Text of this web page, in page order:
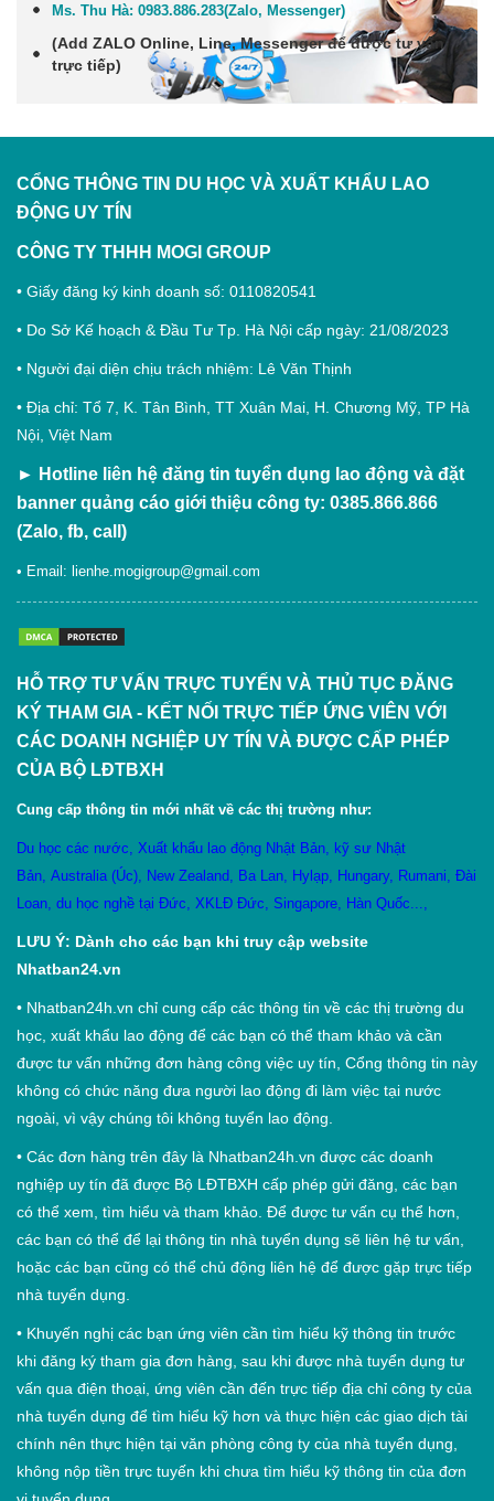
Ms. Thu Hà: 0983.886.283(Zalo, Messenger)
(Add ZALO Online, Line, Messengerđể được tư vấn
trực tiếp)
CỔNG THÔNG TIN DU HỌC VÀ XUẤT KHẨU LAO
ĐỘNG UY TÍN
CÔNG TY THHH MOGI GROUP
• Giấy đăng ký kinh doanh số: 0110820541
• Do Sở Kế hoạch & Đầu Tư Tp. Hà Nội cấp ngày: 21/08/2023
• Người đại diện chịu trách nhiệm: Lê Văn Thịnh
• Địa chỉ: Tổ 7, K. Tân Bình, TT Xuân Mai, H. Chương Mỹ, TP Hà
Nội, Việt Nam
► Hotline liên hệ đăng tin tuyển dụng lao động và đặt
banner quảng cáo giới thiệu công ty: 0385.866.866
(Zalo, fb, call)
• Email: lienhe.mogigroup@gmail.com
HỖ TRỢ TƯ VẤN TRỰC TUYẾN VÀ THỦ TỤC ĐĂNG
KÝ THAM GIA - KẾT NỐI TRỰC TIẾP ỨNG VIÊN VỚI
CÁC DOANH NGHIỆP UY TÍN VÀ ĐƯỢC CẤP PHÉP
CỦA BỘ LĐTBXH
Cung cấp thông tin mới nhất về các thị trường như:
Du học các nước Xuất khẩu lao động Nhật Bản
kỹ sư Nhật
Bản Australia (Úc) New Zealand Ba Lan Hylạp Hungary, Rumani Đài
Loan du học nghề tại Đức XKLĐ Đức Singapore Hàn Quốc
LƯU Ý: Dành cho các bạn khi truy cập website
Nhatban24.vn
• Nhatban24h.vn chỉ cung cấp các thông tin về các thị trường du
học, xuất khẩu lao động để các bạn có thể tham khảo và cần
được tư vấn những đơn hàng công việc uy tín, Cổng thông tin này
không có chức năng đưa người lao động đi làm việc tại nước
ngoài, vì vậy chúng tôi không tuyển lao động.
• Các đơn hàng trên đây là Nhatban24h.vn được các doanh
nghiệp uy tín đã được Bộ LĐTBXH cấp phép gửi đăng, các bạn
có thể xem, tìm hiểu và tham khảo. Để được tư vấn cụ thể hơn,
các bạn có thể để lại thông tin nhà tuyển dụng sẽ liên hệ tư vấn,
hoặc các bạn cũng có thể chủ động liên hệ để được gặp trực tiếp
nhà tuyển dụng.
• Khuyến nghị các bạn ứng viên cần tìm hiểu kỹ thông tin trước
khi đăng ký tham gia đơn hàng, sau khi được nhà tuyển dụng tư
vấn qua điện thoại, ứng viên cần đến trực tiếp địa chỉ công ty của
nhà tuyển dụng để tìm hiểu kỹ hơn và thực hiện các giao dịch tài
chính nên thực hiện tại văn phòng công ty của nhà tuyển dụng,
không nộp tiền trực tuyến khi chưa tìm hiểu kỹ thông tin của đơn